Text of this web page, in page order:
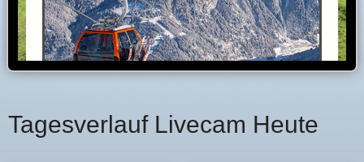
Tagesverlauf Livecam Heute